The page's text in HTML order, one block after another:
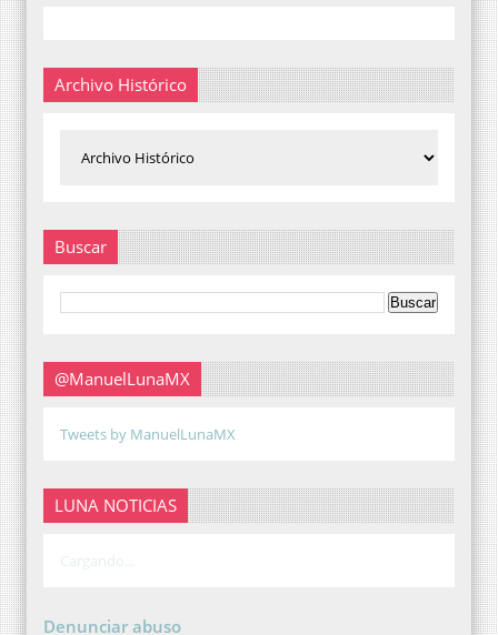
Archivo Histórico
Buscar
@ManuelLunaMX
Tweets by ManuelLunaMX
LUNA NOTICIAS
Cargando...
Denunciar abuso